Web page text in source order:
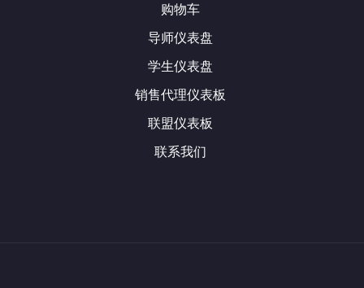
购物车
导师仪表盘
学生仪表盘
销售代理仪表板
联盟仪表板
联系我们